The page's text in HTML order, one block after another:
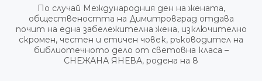
По случай Международния ден на жената,
обществеността на Димитровград отдава
почит на една забележителна жена, изключително
скромен, честен и етичен човек, ръководител на
библиотечното дело от световна класа –
СНЕЖАНА ЯНЕВА, родена на 8